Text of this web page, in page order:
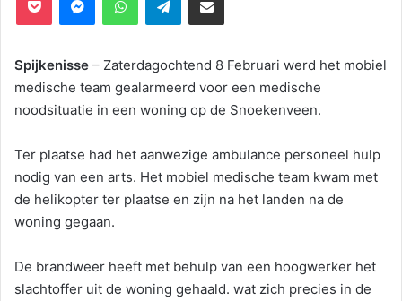
Spijkenisse – Zaterdagochtend 8 Februari werd het mobiel
medische team gealarmeerd voor een medische
noodsituatie in een woning op de Snoekenveen.
Ter plaatse had het aanwezige ambulance personeel hulp
nodig van een arts. Het mobiel medische team kwam met
de helikopter ter plaatse en zijn na het landen na de
woning gegaan.
De brandweer heeft met behulp van een hoogwerker het
slachtoffer uit de woning gehaald. wat zich precies in de